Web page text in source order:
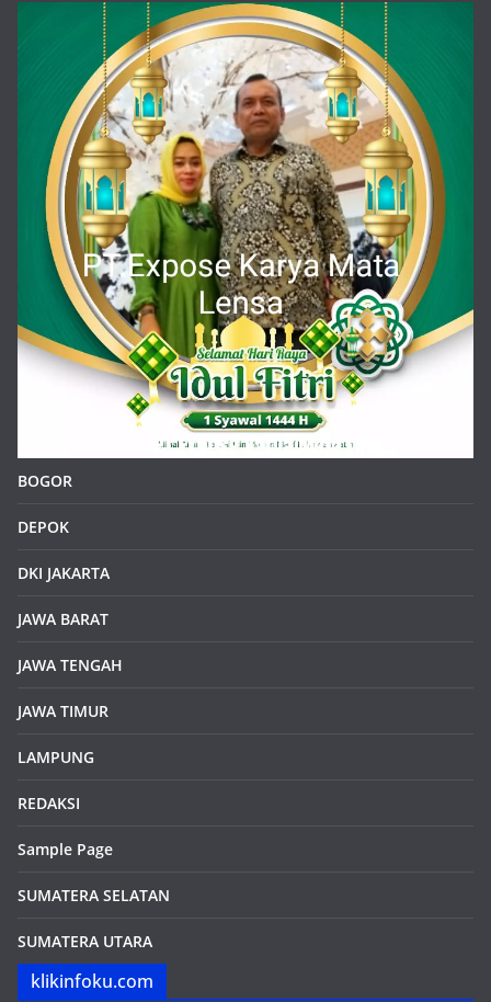
BOGOR
DEPOK
DKI JAKARTA
JAWA BARAT
JAWA TENGAH
JAWA TIMUR
LAMPUNG
REDAKSI
Sample Page
SUMATERA SELATAN
SUMATERA UTARA
klikinfoku.com